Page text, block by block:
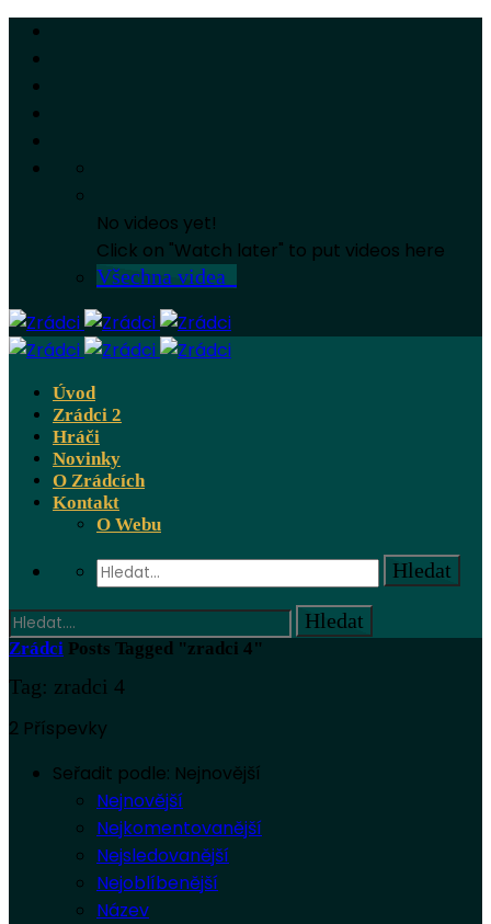
No videos yet!
Click on "Watch later" to put videos here
Všechna videa
Úvod
Zrádci 2
Hráči
Novinky
O Zrádcích
Kontakt
O Webu
Zrádci Posts Tagged "zradci 4"
Tag: zradci 4
2 Příspevky
Seřadit podle: Nejnovější
Nejnovější
Nejkomentovanější
Nejsledovanější
Nejoblíbenější
Název